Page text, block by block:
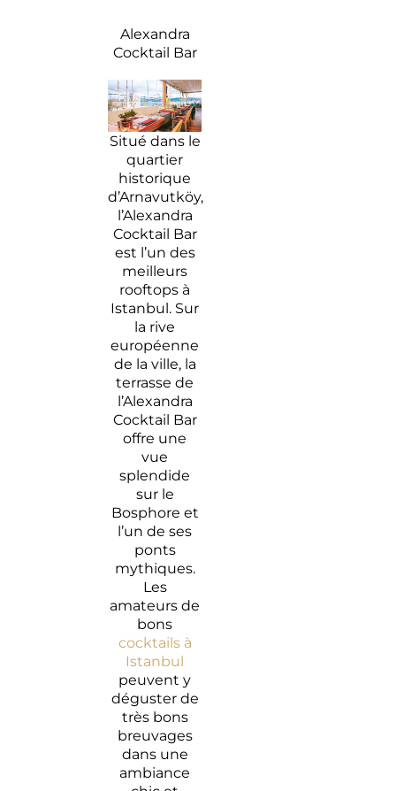
Alexandra
Cocktail Bar
Situé dans le
quartier
historique
d’Arnavutköy,
l’Alexandra
Cocktail Bar
est l’un des
meilleurs
rooftops à
Istanbul. Sur
la rive
européenne
de la ville, la
terrasse de
l’Alexandra
Cocktail Bar
offre une
vue
splendide
sur le
Bosphore et
l’un de ses
ponts
mythiques.
Les
amateurs de
bons
cocktails à
Istanbul
peuvent y
déguster de
très bons
breuvages
dans une
ambiance